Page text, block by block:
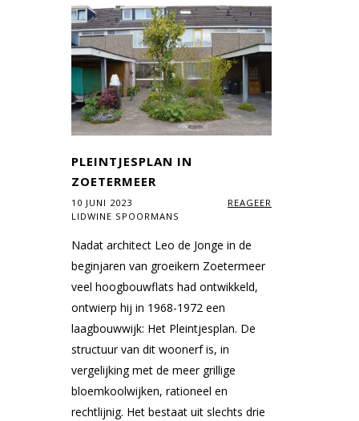
PLEINTJESPLAN IN
ZOETERMEER
10 JUNI 2023
REAGEER
LIDWINE SPOORMANS
Nadat architect Leo de Jonge in de
beginjaren van groeikern Zoetermeer
veel hoogbouwflats had ontwikkeld,
ontwierp hij in 1968-1972 een
laagbouwwijk: Het Pleintjesplan. De
structuur van dit woonerf is, in
vergelijking met de meer grillige
bloemkoolwijken, rationeel en
rechtlijnig. Het bestaat uit slechts drie